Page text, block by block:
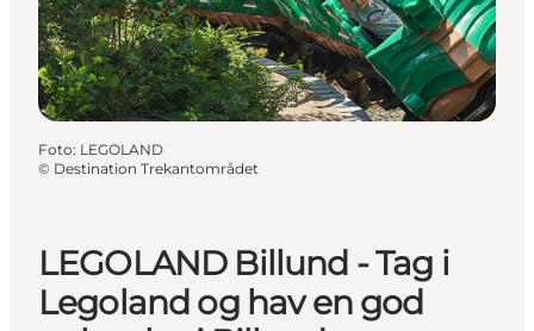
LEGOLAND Billund - Tag i
Legoland og hav en god
Foto: LEGOLAND
© Destination Trekantområdet